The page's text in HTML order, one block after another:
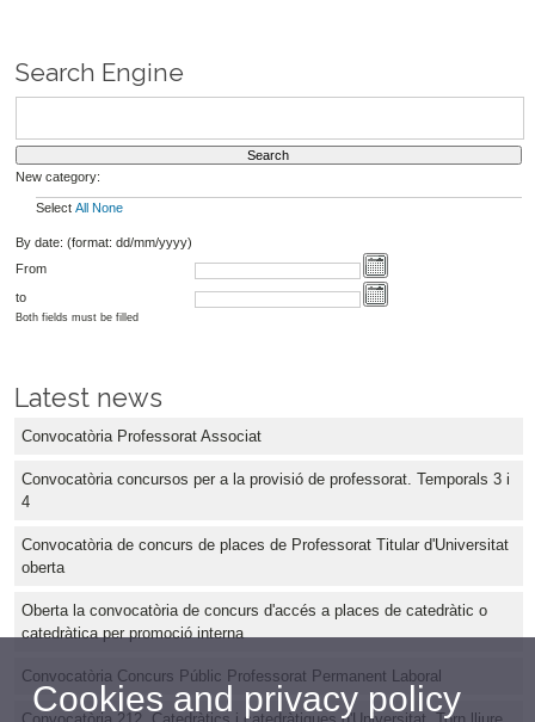
Search Engine
New category:
Select All None
By date: (format: dd/mm/yyyy)
From
to
Both fields must be filled
Latest news
Convocatòria Professorat Associat
Convocatòria concursos per a la provisió de professorat. Temporals 3 i
4
Convocatòria de concurs de places de Professorat Titular d'Universitat
oberta
Oberta la convocatòria de concurs d'accés a places de catedràtic o
catedràtica per promoció interna
Convocatòria Concurs Públic Professorat Permanent Laboral
Cookies and privacy policy